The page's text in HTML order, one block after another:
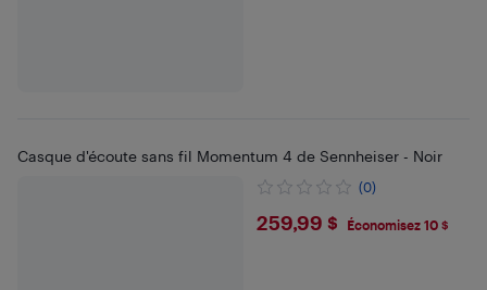
Casque d'écoute sans fil Momentum 4 de Sennheiser - Noir
(0)
$259.99
259,99 $ Économisez 10 $